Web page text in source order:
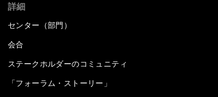
詳細
センター（部門）
会合
ステークホルダーのコミュニティ
「フォーラム・ストーリー」